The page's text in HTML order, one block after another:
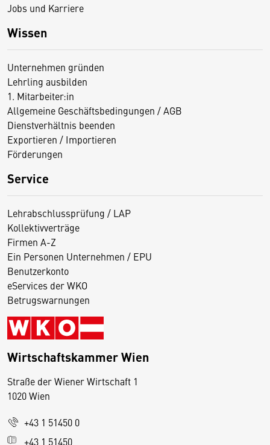
Jobs und Karriere
Wissen
Unternehmen gründen
Lehrling ausbilden
1. Mitarbeiter:in
Allgemeine Geschäftsbedingungen / AGB
Dienstverhältnis beenden
Exportieren / Importieren
Förderungen
Service
Lehrabschlussprüfung / LAP
Kollektivverträge
Firmen A-Z
Ein Personen Unternehmen / EPU
Benutzerkonto
eServices der WKO
Betrugswarnungen
Wirtschaftskammer Wien
Straße der Wiener Wirtschaft 1
1020 Wien
+43 1 51450 0
+43 1 51450
D